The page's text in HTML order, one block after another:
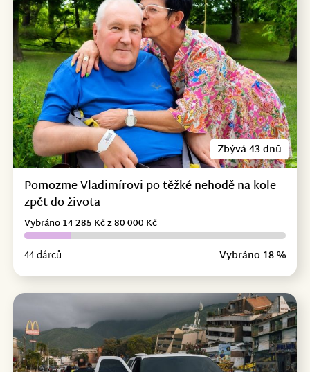
Zbývá 43 dnů
Pomozme Vladimírovi po těžké nehodě na kole
zpět do života
44 dárců Vybráno 18 %
Vybráno 14 285 Kč z 80 000 Kč